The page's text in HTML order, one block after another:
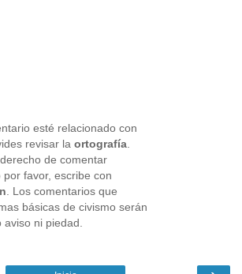
esté relacionado con
revisar la ortografía
de comentar
favor, escribe con
. Los comentarios que
básicas de civismo serán
ni piedad.